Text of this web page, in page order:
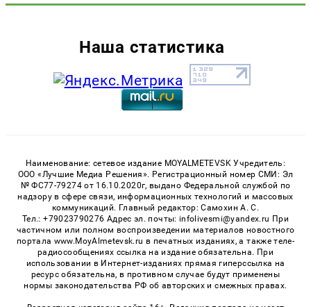
Наша статистика
Наименование: сетевое издание MOYALMETEVSK Учредитель:
ООО «Лучшие Медиа Решения». Регистрационный номер СМИ: Эл
№ ФС77-79274 от 16.10.2020г, выдано Федеральной службой по
надзору в сфере связи, информационных технологий и массовых
коммуникаций. Главный редактор: Самохин А. С.
Тел.: +79023790276 Адрес эл. почты: infolivesmi@yandex.ru При
частичном или полном воспроизведении материалов новостного
портала www.MoyAlmetevsk.ru в печатных изданиях, а также теле-
радиосообщениях ссылка на издание обязательна. При
использовании в Интернет-изданиях прямая гиперссылка на
ресурс обязательна, в противном случае будут применены
нормы законодательства РФ об авторских и смежных правах.